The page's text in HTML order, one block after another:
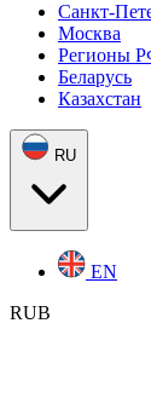
Санкт-
Москва
Регионы
Беларусь
Казахстан
RU
EN
RUB